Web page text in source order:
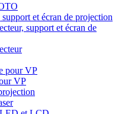
et écran de projection
support et écran de
pour VP
VP